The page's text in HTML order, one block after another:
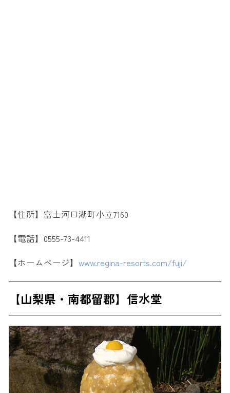
【住所】富士河口湖町小立7160
【電話】0555-73-4411
【ホームページ】 www.regina-resorts.com/fuji/
【山梨県・南都留郡】信水堂